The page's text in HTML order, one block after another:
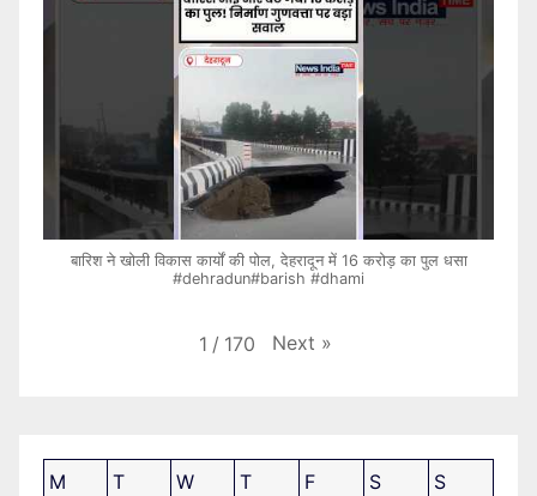
बारिश ने खोली विकास कार्यों की पोल, देहरादून में 16 करोड़ का पुल धसा
#dehradun#barish #dhami
1 / 170 Next »
M T W T F S S